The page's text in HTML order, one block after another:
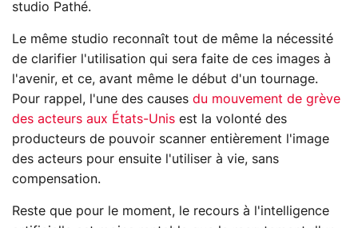
studio Pathé.
Le même studio reconnaît tout de même la nécessité
de clarifier l'utilisation qui sera faite de ces images à
l'avenir, et ce, avant même le début d'un tournage.
Pour rappel, l'une des causes du mouvement de grève
des acteurs aux États-Unis est la volonté des
producteurs de pouvoir scanner entièrement l'image
des acteurs pour ensuite l'utiliser à vie, sans
compensation.
Reste que pour le moment, le recours à l'intelligence